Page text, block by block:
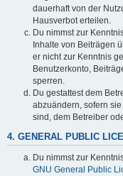
dauerhaft von der
Hausverbot erteilen.
Du nimmst zur
Inhalte von Beiträgen
er nicht zur Kenntnis
Benutzerkonto,
sperren.
Du gestattest dem
abzuändern, sofern
sind, dem Betreiber
4. GENERAL PUBLIC
Du nimmst zur
GNU General Public